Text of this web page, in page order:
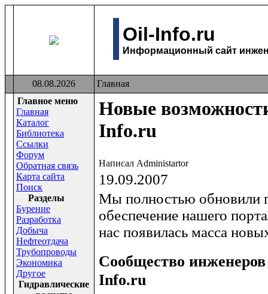
Oil-Info.ru
Информационный сайт
08.08.2026
Главная
Главное меню
Главная
Каталог
Библиотека
Ссылки
Форум
Обратная связь
Карта сайта
Поиск
Раздeлы
Бурение
Разработка
Добыча
Нефтеотдача
Трубопроводы
Экономика
Другое
Гидравлические
Новые
Info.ru
Написал Administartor
19.09.2007
Мы полностью обновили
обеспечение нашего
нас появилась масса
Сообщество
Info.ru